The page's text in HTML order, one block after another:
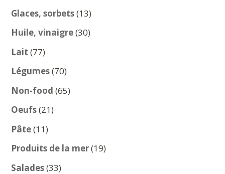
produits
Glaces, sorbets 1313
produits
Huile, vinaigre 3030
Lait 7777
produits
Légumes 7070
produits
Non-food 6565
Oeufs 2121
Pâte 1111
produits
Produits de la mer 1919
Salades 3333